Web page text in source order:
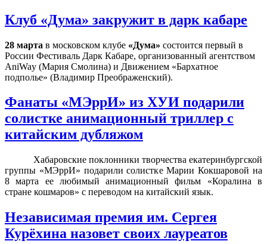
Клуб «Дума» закружит в дарк кабаре
28 марта в московском клубе «Дума» состоится первый в
России Фестиваль Дарк Кабаре, организованный агентством
AniWay (Мария Смолина) и Движением «Бархатное
подполье» (Владимир Преображенский).
Фанаты «МЭррИ» из ХУИ подарили
солистке анимационный триллер с
китайским дубляжом
Хабаровские поклонники творчества екатеринбургской
группы «МЭррИ» подарили солистке Марии Кокшаровой на
8 марта ее любимый анимационный фильм «Коралина в
стране кошмаров» с переводом на китайский язык.
Независимая премия им. Сергея
Курёхина назовет своих лауреатов